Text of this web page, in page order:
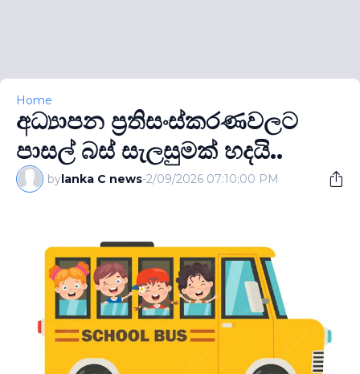
Home
අධ්‍යාපන ප‍්‍රතිසංස්කරණවලට
පාසල් බස් සැලසුමක් හදයි..
bylanka C news-2/09/2026 07:10:00 PM